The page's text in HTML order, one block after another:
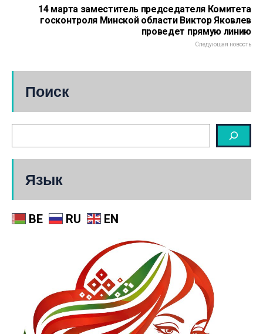
14 марта заместитель председателя Комитета
госконтроля Минской области Виктор Яковлев
проведет прямую линию
Следующая новость
Поиск
Язык
BE RU EN